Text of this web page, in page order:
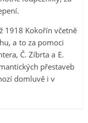
1918 Kokořín včetně
a to za pomoci
Č. Zíbrta a E.
přestaveb
domluvě i v